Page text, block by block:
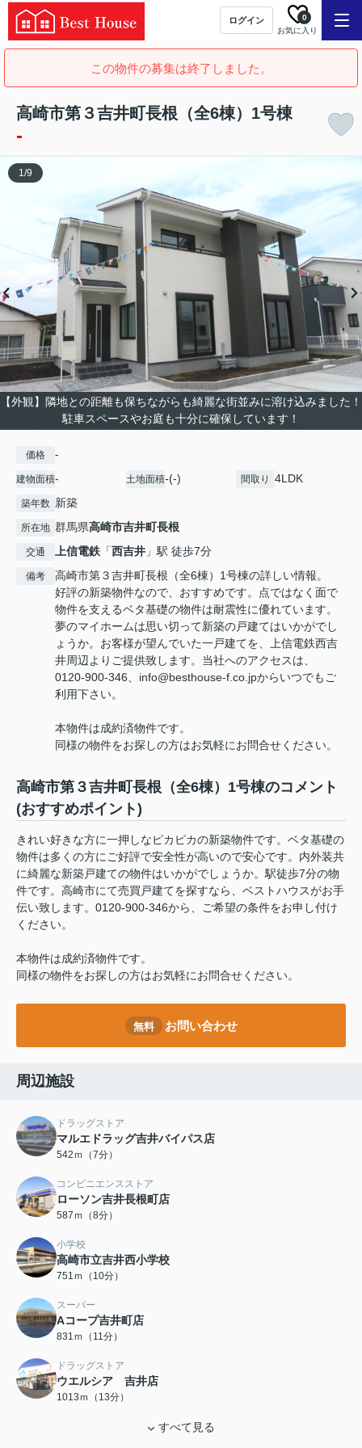
ログイン
お気に入り
0
この物件の募集は終了しました。
高崎市第３吉井町長根（全6棟）1号棟
-
【外観】隣地との距離も保ちながらも綺麗な街並みに溶け込みました！
駐車スペースやお庭も十分に確保しています！
1/9
価格 -
建物面積- 土地面積-(-) 間取り 4LDK
築年数 新築
所在地 群馬県高崎市吉井町長根
交通 上信電鉄 「西吉井 」駅 徒歩7分
備考
高崎市第３吉井町長根（全6棟）1号棟の詳しい情報。
好評の新築物件なので、おすすめです。点ではなく面で
物件を支えるベタ基礎の物件は耐震性に優れています。
夢のマイホームは思い切って新築の戸建てはいかがでし
ょうか。お客様が望んでいた一戸建てを、上信電鉄西吉
井周辺よりご提供致します。当社へのアクセスは、
0120-900-346、info@besthouse-f.co.jpからいつでもご
利用下さい。
本物件は成約済物件です。
同様の物件をお探しの方はお気軽にお問合せください。
高崎市第３吉井町長根（全6棟）1号棟のコメント
(おすすめポイント)
きれい好きな方に一押しなピカピカの新築物件です。ベタ基礎の
物件は多くの方にご好評で安全性が高いので安心です。内外装共
に綺麗な新築戸建ての物件はいかがでしょうか。駅徒歩7分の物
件です。高崎市にて売買戸建てを探すなら、ベストハウスがお手
伝い致します。0120-900-346から、ご希望の条件をお申し付け
ください。
本物件は成約済物件です。
同様の物件をお探しの方はお気軽にお問合せください。
無料 お問い合わせ
周辺施設
ドラッグストア
マルエドラッグ吉井バイパス店
542ｍ（7分）
コンビニエンスストア
ローソン吉井長根町店
587ｍ（8分）
小学校
高崎市立吉井西小学校
751ｍ（10分）
スーパー
Aコープ吉井町店
831ｍ（11分）
ドラッグストア
ウエルシア 吉井店
1013ｍ（13分）
すべて見る